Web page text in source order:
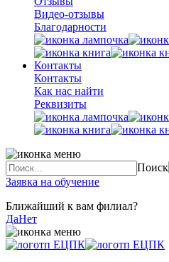
Видео-отзывы
Благодарности
Контакты
Контакты
Как нас найти
Реквизиты
Поиск
Заявка на обучение
Ближайший к вам филиал?
ДаНет